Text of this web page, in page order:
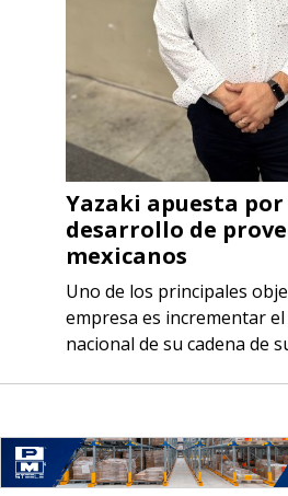
Yazaki apuesta por
desarrollo de
mexicanos
Uno de los principales
empresa es incrementar
nacional de su cadena de